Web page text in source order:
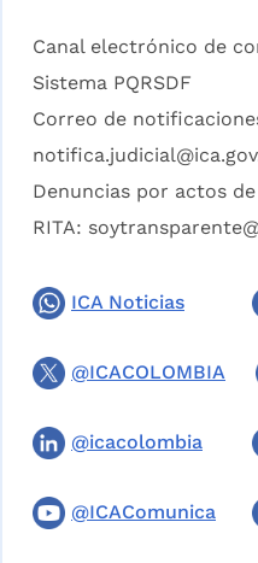
Canal electrónico de
Sistema PQRSDF
Correo de
Denuncias por actos
RITA:
ICA Noticias
@ICACOLOMBIA
@icacolombia
@ICAComunica